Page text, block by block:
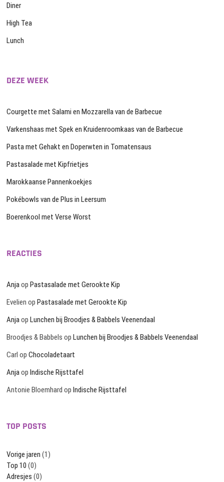
Diner
High Tea
Lunch
DEZE WEEK
Courgette met Salami en Mozzarella van de Barbecue
Varkenshaas met Spek en Kruidenroomkaas van de Barbecue
Pasta met Gehakt en Doperwten in Tomatensaus
Pastasalade met Kipfrietjes
Marokkaanse Pannenkoekjes
Pokébowls van de Plus in Leersum
Boerenkool met Verse Worst
REACTIES
AnjaopPastasalade met Gerookte Kip
Evelien opPastasalade met Gerookte Kip
AnjaopLunchen bij Broodjes & Babbels Veenendaal
Broodjes & Babbels opLunchen bij Broodjes & Babbels Veenendaal
Carl opChocoladetaart
AnjaopIndische Rijsttafel
Antonie Bloemhard opIndische Rijsttafel
TOP POSTS
Vorige jaren (1)
Top 10 (0)
Adresjes (0)